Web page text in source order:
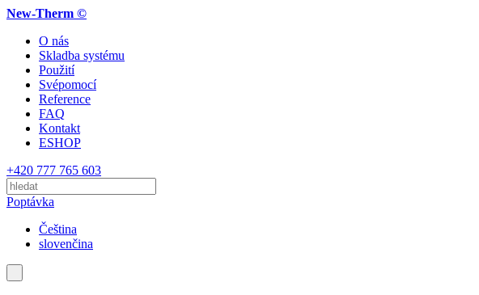
New-Therm ©
O nás
Skladba systému
Použití
Svépomocí
Reference
FAQ
Kontakt
ESHOP
+420 777 765 603
Poptávka
Čeština
slovenčina